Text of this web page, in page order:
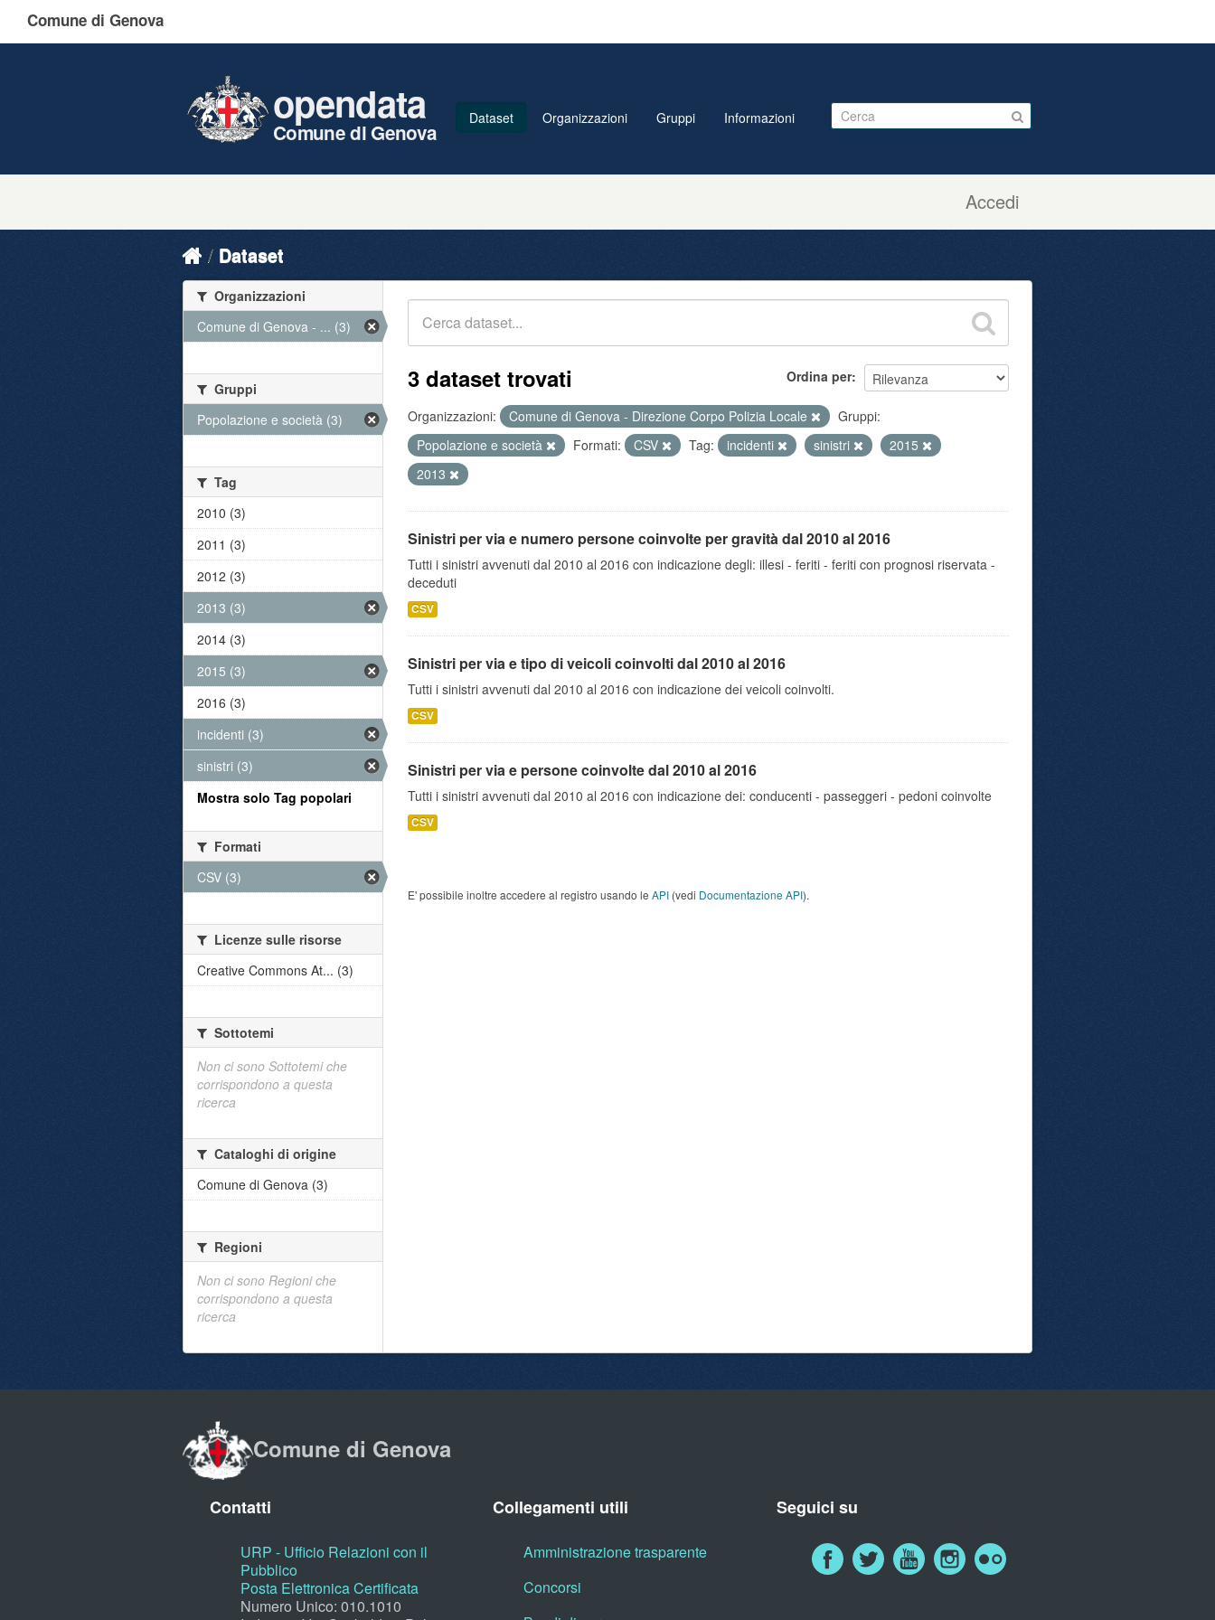
Comune di Genova
Accedi
opendata
Comune di Genova
Dataset Organizzazioni Gruppi Informazioni
Dataset
Ordina per
3 dataset trovati
Organizzazioni: Comune di Genova - Direzione Corpo Polizia Locale
Gruppi:
Popolazione e società
Formati: CSV Tag: incidenti sinistri
2015
2013
Sinistri per via e numero persone coinvolte per gravità dal 2010 al 2016
Tutti i sinistri avvenuti dal 2010 al 2016 con indicazione degli: illesi - feriti - feriti con prognosi riservata -
deceduti
CSV
Sinistri per via e tipo di veicoli coinvolti dal 2010 al 2016
Tutti i sinistri avvenuti dal 2010 al 2016 con indicazione dei veicoli coinvolti.
CSV
Sinistri per via e persone coinvolte dal 2010 al 2016
Tutti i sinistri avvenuti dal 2010 al 2016 con indicazione dei: conducenti - passeggeri - pedoni coinvolte
CSV
E' possibile inoltre accedere al registro usando le API (vedi Documentazione API).
Organizzazioni
Comune di Genova - ... (3)
Gruppi
Popolazione e società (3)
Tag
2010 (3)
2011 (3)
2012 (3)
2013 (3)
2014 (3)
2015 (3)
2016 (3)
incidenti (3)
sinistri (3)
Mostra solo Tag popolari
Formati
CSV (3)
Licenze sulle risorse
Creative Commons At... (3)
Sottotemi
Non ci sono Sottotemi che
corrispondono a questa
ricerca
Cataloghi di origine
Comune di Genova (3)
Regioni
Non ci sono Regioni che
corrispondono a questa
ricerca
Comune di Genova
Contatti
URP - Ufficio Relazioni con il
Pubblico
Posta Elettronica Certificata
Numero Unico: 010.1010
Collegamenti utili
Amministrazione trasparente
Concorsi
Seguici su